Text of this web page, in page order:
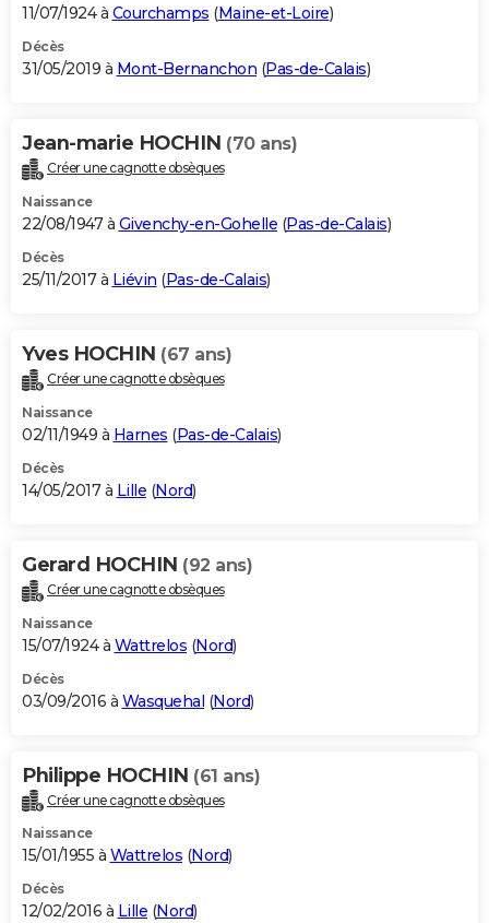
11/07/1924 à Courchamps (Maine-et-Loire)
Décès
31/05/2019 à Mont-Bernanchon (Pas-de-Calais)
Jean-marie HOCHIN (70 ans)
Créer une cagnotte obsèques
Naissance
22/08/1947 à Givenchy-en-Gohelle (Pas-de-Calais)
Décès
25/11/2017 à Liévin (Pas-de-Calais)
Yves HOCHIN (67 ans)
Créer une cagnotte obsèques
Naissance
02/11/1949 à Harnes (Pas-de-Calais)
Décès
14/05/2017 à Lille (Nord)
Gerard HOCHIN (92 ans)
Créer une cagnotte obsèques
Naissance
15/07/1924 à Wattrelos (Nord)
Décès
03/09/2016 à Wasquehal (Nord)
Philippe HOCHIN (61 ans)
Créer une cagnotte obsèques
Naissance
15/01/1955 à Wattrelos (Nord)
Décès
12/02/2016 à Lille (Nord)